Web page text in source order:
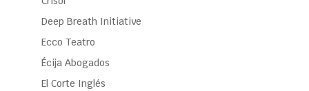
Deep Breath Initiative
Ecco Teatro
Écija Abogados
El Corte Inglés